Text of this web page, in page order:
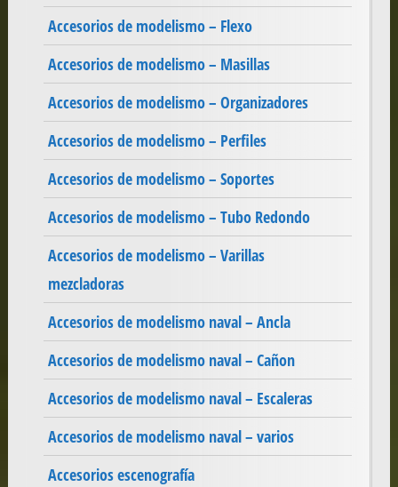
Accesorios de modelismo – Flexo
Accesorios de modelismo – Masillas
Accesorios de modelismo – Organizadores
Accesorios de modelismo – Perfiles
Accesorios de modelismo – Soportes
Accesorios de modelismo – Tubo Redondo
Accesorios de modelismo – Varillas
mezcladoras
Accesorios de modelismo naval – Ancla
Accesorios de modelismo naval – Cañon
Accesorios de modelismo naval – Escaleras
Accesorios de modelismo naval – varios
Accesorios escenografía